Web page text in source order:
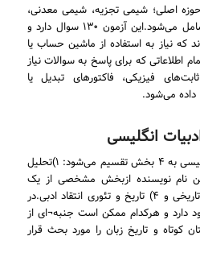
آزمون‌ GRE Subject شیمی ۴ حوزه اصلی؛ شیمی تجزیه، شیمی معدنی،
شیمی آلی و شیمی فیزیک را شامل می‌شود.این آزمون ۱۳۰ سوال دارد و
نیاز به استفاده از ماشین حساب یا
اطلاعاتی که برای پاسخ به سوالات نیاز
فیزیکی، فاکتورهای تبدیل یا
داده می‌شود.
آزمون‌ GRE Subject ادبیات انگلیسی به ۴ بخش تقسیم می‌شود: ۱)تحلیل
نام نویسنده ازبخش مشخصی از یک
متن)، ۳) زمینه‌های فرهنگی و تاریخی و ۴) تاریخ و تئوری انتقاد ادبی.در
۲۳۰ سؤال وجود دارد و هرکدام ممکن است جنبه¬ای از
کوتاه و تاریخ زبان را مورد بحث قرار